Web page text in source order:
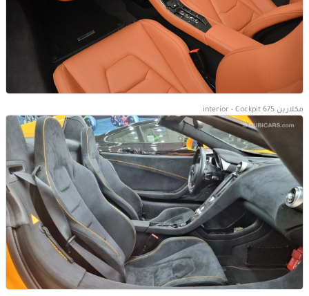
مكلارين 675 interior - Cockpit